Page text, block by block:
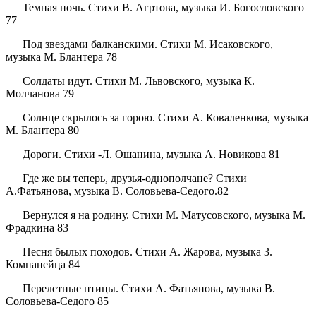
Темная ночь. Стихи В. Агртова, музыка И. Богословского
77
Под звездами балканскими. Стихи М. Исаковского,
музыка М. Блантера 78
Солдаты идут. Стихи М. Львовского, музыка К.
Молчанова 79
Солнце скрылось за горою. Стихи А. Коваленкова, музыка
М. Блантера 80
Дороги. Стихи -Л. Ошанина, музыка А. Новикова 81
Где же вы теперь, друзья-однополчане? Стихи
A.Фатьянова, музыка В. Соловьева-Седого.82
Вернулся я на родину. Стихи М. Матусовского, музыка М.
Фрадкина 83
Песня былых походов. Стихи А. Жарова, музыка 3.
Компанейца 84
Перелетные птицы. Стихи А. Фатьянова, музыка B.
Соловьева-Седого 85